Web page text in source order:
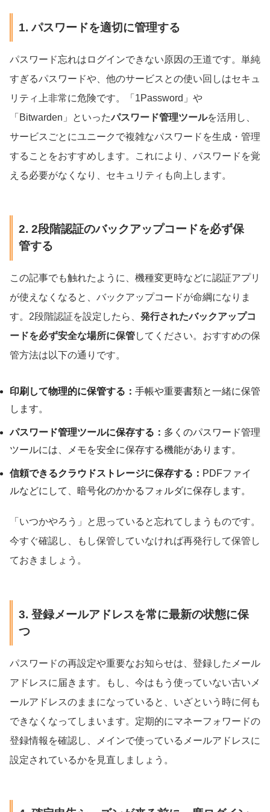
1. パスワードを適切に管理する
パスワード忘れはログインできない原因の王道です。単純
すぎるパスワードや、他のサービスとの使い回しはセキュ
リティ上非常に危険です。「1Password」や
「Bitwarden」といったパスワード管理ツールを活用し、
サービスごとにユニークで複雑なパスワードを生成・管理
することをおすすめします。これにより、パスワードを覚
える必要がなくなり、セキュリティも向上します。
2. 2段階認証のバックアップコードを必ず保
管する
この記事でも触れたように、機種変更時などに認証アプリ
が使えなくなると、バックアップコードが命綱になりま
す。2段階認証を設定したら、 発行されたバックアップコ
ードを必ず安全な場所に保管してください。おすすめの保
管方法は以下の通りです。
印刷して物理的に保管する： 手帳や重要書類と一緒に保管
します。
パスワード管理ツールに保存する： 多くのパスワード管理
ツールには、メモを安全に保存する機能があります。
信頼できるクラウドストレージに保存する： PDFファイ
ルなどにして、暗号化のかかるフォルダに保存します。
「いつかやろう」と思っていると忘れてしまうものです。
今すぐ確認し、もし保管していなければ再発行して保管し
ておきましょう。
3. 登録メールアドレスを常に最新の状態に保
つ
パスワードの再設定や重要なお知らせは、登録したメール
アドレスに届きます。もし、今はもう使っていない古いメ
ールアドレスのままになっていると、いざという時に何も
できなくなってしまいます。定期的にマネーフォワードの
登録情報を確認し、メインで使っているメールアドレスに
設定されているかを見直しましょう。